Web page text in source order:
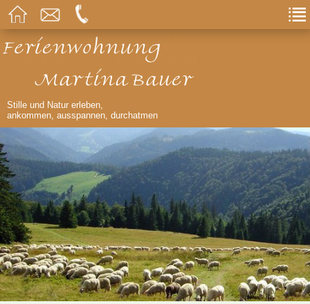
Stille und Natur erleben,
ankommen, ausspannen, durchatmen